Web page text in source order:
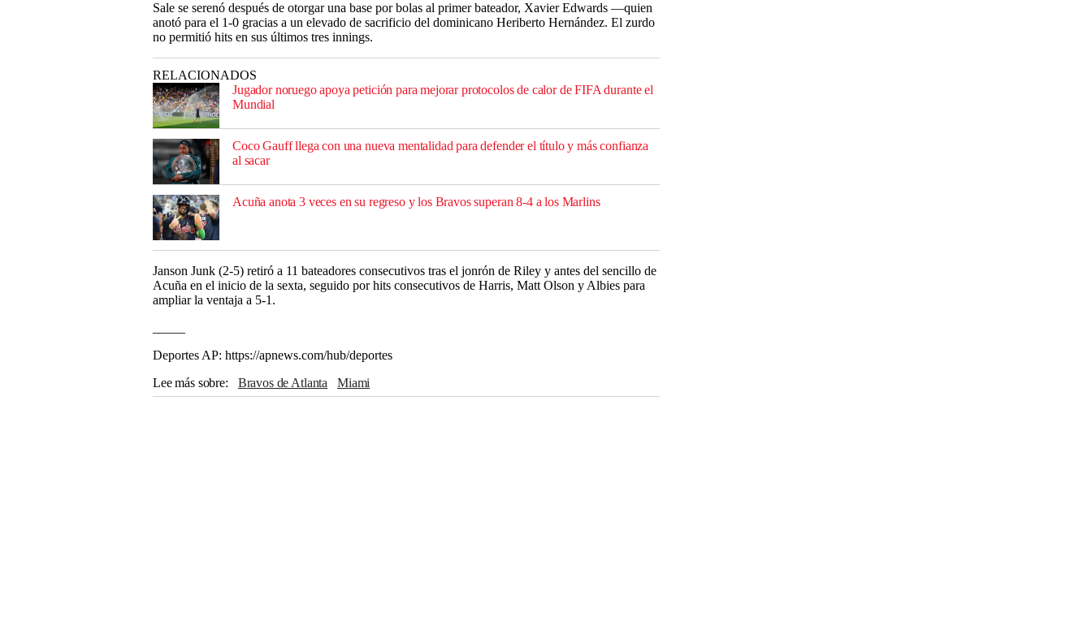
Sale se serenó después de otorgar una base por bolas al primer bateador, Xavier Edwards —quien
anotó para el 1-0 gracias a un elevado de sacrificio del dominicano Heriberto Hernández. El zurdo
no permitió hits en sus últimos tres innings.
RELACIONADOS
Jugador noruego apoya petición para mejorar protocolos de calor de FIFA durante el
Mundial
Coco Gauff llega con una nueva mentalidad para defender el título y más confianza
al sacar
Acuña anota 3 veces en su regreso y los Bravos superan 8-4 a los Marlins
Janson Junk (2-5) retiró a 11 bateadores consecutivos tras el jonrón de Riley y antes del sencillo de
Acuña en el inicio de la sexta, seguido por hits consecutivos de Harris, Matt Olson y Albies para
ampliar la ventaja a 5-1.
Deportes AP: https://apnews.com/hub/deportes
Lee más sobre
Bravos de Atlanta Miami